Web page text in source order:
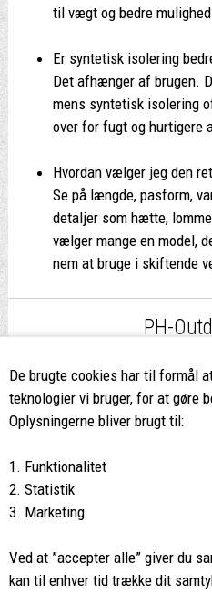
De brugte cookies har til formål
teknologier vi bruger, for at gøre
Oplysningerne bliver brugt til:
1. Funktionalitet
2. Statistik
3. Marketing
Ved at ”accepter alle” giver du
kan til enhver tid trække dit
til vægt og bedre
Er syntetisk isolering
Det afhænger af brugen.
mens syntetisk isolering
over for fugt og hurtigere
Hvordan vælger jeg den
Se på længde, pasform,
detaljer som hætte,
vælger mange en model,
nem at bruge i skiftende
PH-
ved køb
8662
Vi glæder os